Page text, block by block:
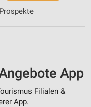
App
Filialen &
App.